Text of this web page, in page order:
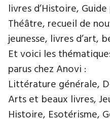
livres d’Histoire,
Théâtre, recueil de
jeunesse, livres d’art,
Et voici les
parus chez Anovi :
Littérature générale,
Arts et beaux livres,
Histoire, Esotérisme,